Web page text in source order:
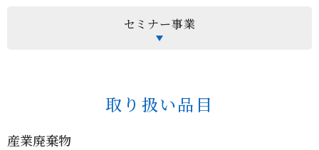
セミナー事業
取り扱い品目
産業廃棄物